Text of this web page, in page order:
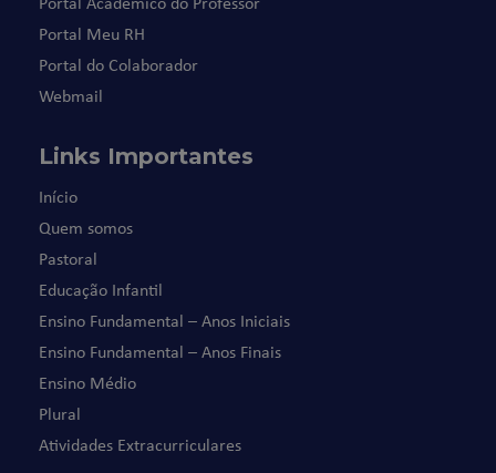
Portal Meu RH
Portal do Colaborador
Webmail
Links Importantes
Início
Quem somos
Pastoral
Educação Infantil
Ensino Fundamental – Anos Iniciais
Ensino Fundamental – Anos Finais
Ensino Médio
Plural
Atividades Extracurriculares